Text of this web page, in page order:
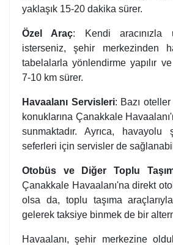
yaklaşık 15-20 dakika sürer.
Özel Araç: Kendi aracınızla
isterseniz, şehir merkezinden
tabelalarla yönlendirme yapılır
7-10 km sürer.
Havaalanı Servisleri: Bazı
konuklarına Çanakkale
sunmaktadır. Ayrıca, havayolu
seferleri için servisler de
Otobüs ve Diğer Toplu
Çanakkale Havaalanı'na direkt
olsa da, toplu taşıma
gelerek taksiye binmek de bir
Havaalanı, şehir merkezine